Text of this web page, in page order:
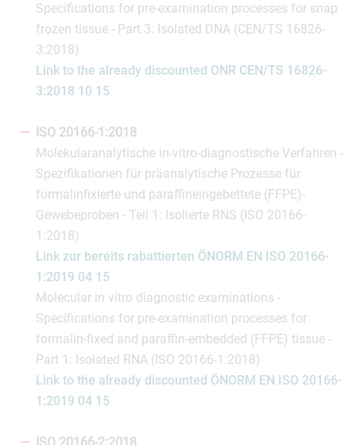
Specifications for pre-examination processes for snap
frozen tissue - Part 3: Isolated DNA (CEN/TS 16826-
3:2018)
Link to the already discounted ONR CEN/TS 16826-
3:2018 10 15
ISO 20166-1:2018
Molekularanalytische in-vitro-diagnostische Verfahren -
Spezifikationen für präanalytische Prozesse für
formalinfixierte und paraffineingebettete (FFPE)-
Gewebeproben - Teil 1: Isolierte RNS (ISO 20166-
1:2018)
Link zur bereits rabattierten ÖNORM EN ISO 20166-
1:2019 04 15
Molecular in vitro diagnostic examinations -
Specifications for pre-examination processes for
formalin-fixed and paraffin-embedded (FFPE) tissue -
Part 1: Isolated RNA (ISO 20166-1:2018)
Link to the already discounted ÖNORM EN ISO 20166-
1:2019 04 15